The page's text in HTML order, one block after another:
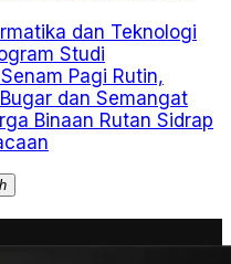
dan Teknologi
Studi
Pagi Rutin,
dan Semangat
Binaan Rutan Sidrap